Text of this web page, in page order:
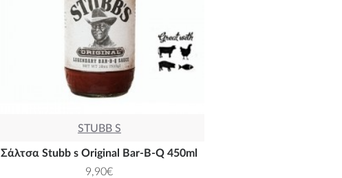
STUBB S
Σάλτσα Stubb s Original Bar-B-Q 450ml
9,90€